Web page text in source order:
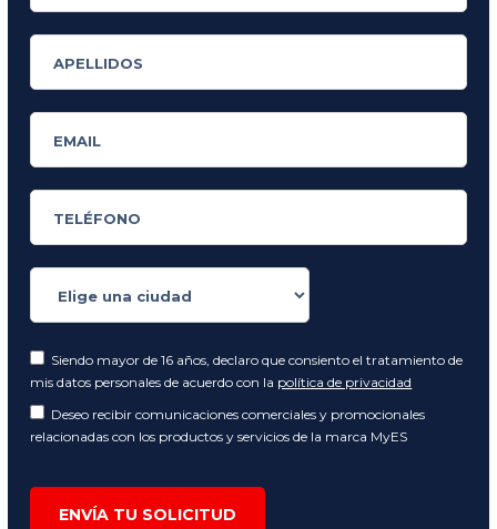
Siendo mayor de 16 años, declaro que consiento el tratamiento de
mis datos personales de acuerdo con la política de privacidad
Deseo recibir comunicaciones comerciales y promocionales
relacionadas con los productos y servicios de la marca MyES
ENVÍA TU SOLICITUD